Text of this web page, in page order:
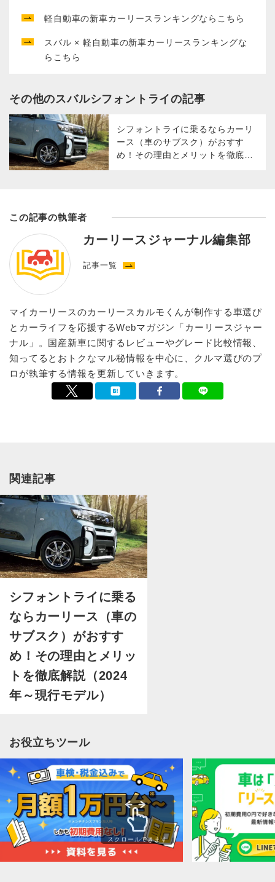
軽自動車の新車カーリースランキングならこちら
スバル × 軽自動車の新車カーリースランキングな
らこちら
その他のスバルシフォントライの記事
シフォントライに乗るならカーリ
ース（車のサブスク）がおすす
め！その理由とメリットを徹底解
この記事の執筆者
カーリースジャーナル編集部
記事一覧
マイカーリースのカーリースカルモくんが制作する車選び
とカーライフを応援するWebマガジン「カーリースジャー
ナル」。国産新車に関するレビューやグレード比較情報、
知ってるとおトクなマル秘情報を中心に、クルマ選びのプ
ロが執筆する情報を更新していきます。
関連記事
シフォントライに乗る
ならカーリース（車の
サブスク）がおすす
め！その理由とメリッ
トを徹底解説（2024
年～現行モデル）
お役立ちツール
スクロールできます